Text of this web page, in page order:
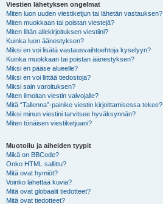
Viestien lähetyksen ongelmat
Miten luon uuden viestiketjun tai lähetän vastauksen?
Miten muokkaan tai poistan viestejä?
Miten liitän allekirjoituksen viestiini?
Kuinka luon äänestyksen?
Miksi en voi lisätä vastausvaihtoehtoja kyselyyn?
Kuinka muokkaan tai poistan äänestyksen?
Miksi en pääse alueelle?
Miksi en voi liittää tiedostoja?
Miksi sain varoituksen?
Miten ilmoitan viestin valvojalle?
Mitä “Tallenna”-painike viestin kirjoittamisessa tekee?
Miksi minun viestini tarvitsee hyväksynnän?
Miten tönäisen viestiketjuani?
Muotoilu ja aiheiden tyypit
Mikä on BBCode?
Onko HTML sallittu?
Mitä ovat hymiöt?
Voinko lähettää kuvia?
Mitä ovat globaalit tiedotteet?
Mitä ovat tiedotteet?